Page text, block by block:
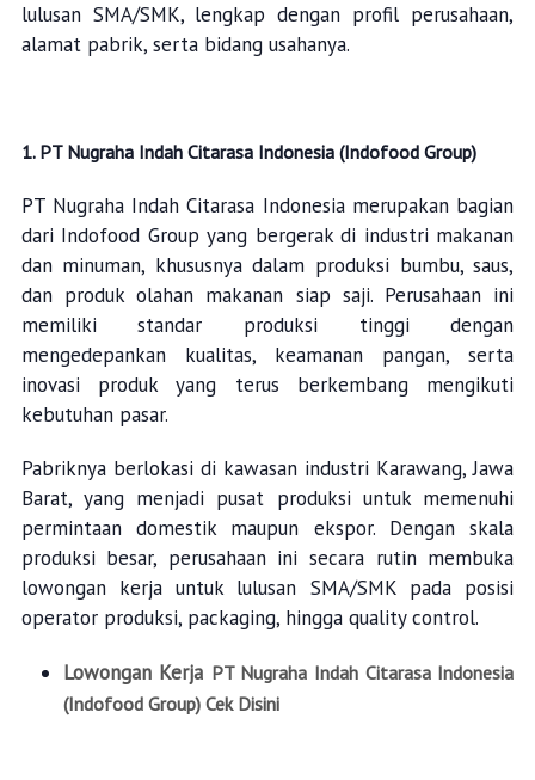
lulusan SMA/SMK, lengkap dengan profil perusahaan,
alamat pabrik, serta bidang usahanya.
1. PT Nugraha Indah Citarasa Indonesia (Indofood Group)
PT Nugraha Indah Citarasa Indonesia merupakan bagian
dari Indofood Group yang bergerak di industri makanan
dan minuman, khususnya dalam produksi bumbu, saus,
dan produk olahan makanan siap saji. Perusahaan ini
memiliki standar produksi tinggi dengan
mengedepankan kualitas, keamanan pangan, serta
inovasi produk yang terus berkembang mengikuti
kebutuhan pasar.
Pabriknya berlokasi di kawasan industri Karawang, Jawa
Barat, yang menjadi pusat produksi untuk memenuhi
permintaan domestik maupun ekspor. Dengan skala
produksi besar, perusahaan ini secara rutin membuka
lowongan kerja untuk lulusan SMA/SMK pada posisi
operator produksi, packaging, hingga quality control.
Lowongan Kerja PT Nugraha Indah Citarasa Indonesia
(Indofood Group) Cek Disini